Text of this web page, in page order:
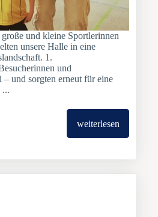
und kleine Sportlerinnen
unsere Halle in eine
1.
und
– und sorgten erneut für eine
...
weiterlesen